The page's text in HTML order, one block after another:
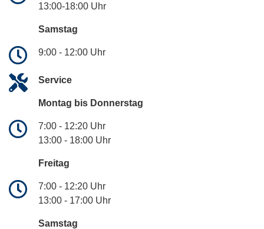
13:00-18:00 Uhr
Samstag
9:00 - 12:00 Uhr
Service
Montag bis Donnerstag
7:00 - 12:20 Uhr
13:00 - 18:00 Uhr
Freitag
7:00 - 12:20 Uhr
13:00 - 17:00 Uhr
Samstag